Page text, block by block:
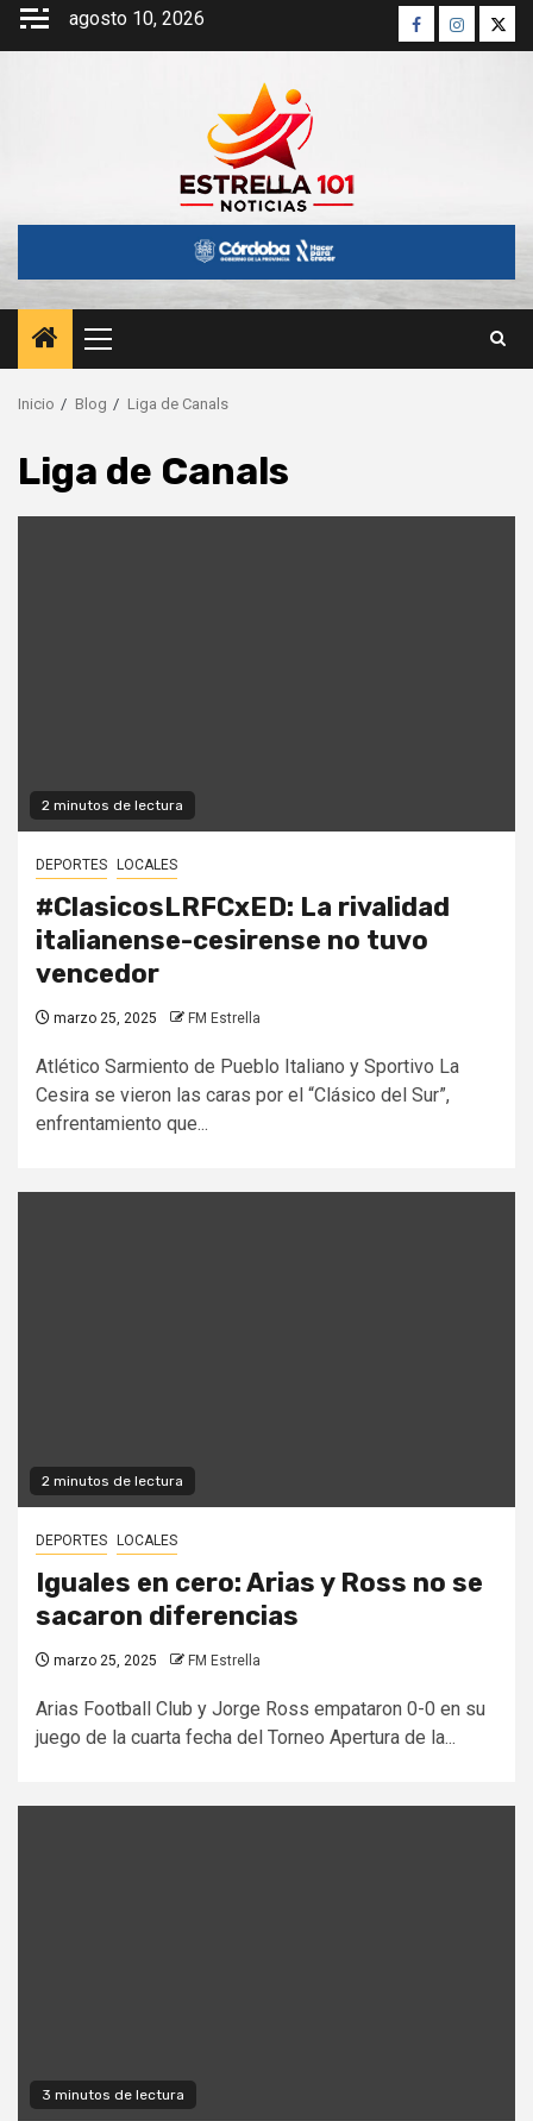
Saltar
agosto 10, 2026 Facebook
Instagram
Menú
principal
Inicio Blog Liga de Canals
Liga de Canals
2 minutos de lectura
DEPORTES LOCALES
#ClasicosLRFCxED: La rivalidad
italianense-cesirense no tuvo
vencedor
marzo 25, 2025 FM Estrella
Atlético Sarmiento de Pueblo Italiano y Sportivo La
Cesira se vieron las caras por el “Clásico del Sur”,
enfrentamiento que...
2 minutos de lectura
DEPORTES LOCALES
Iguales en cero: Arias y Ross no se
sacaron diferencias
marzo 25, 2025 FM Estrella
Arias Football Club y Jorge Ross empataron 0-0 en su
juego de la cuarta fecha del Torneo Apertura de la...
3 minutos de lectura